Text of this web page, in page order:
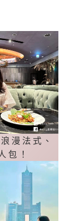
漫法式、
包！